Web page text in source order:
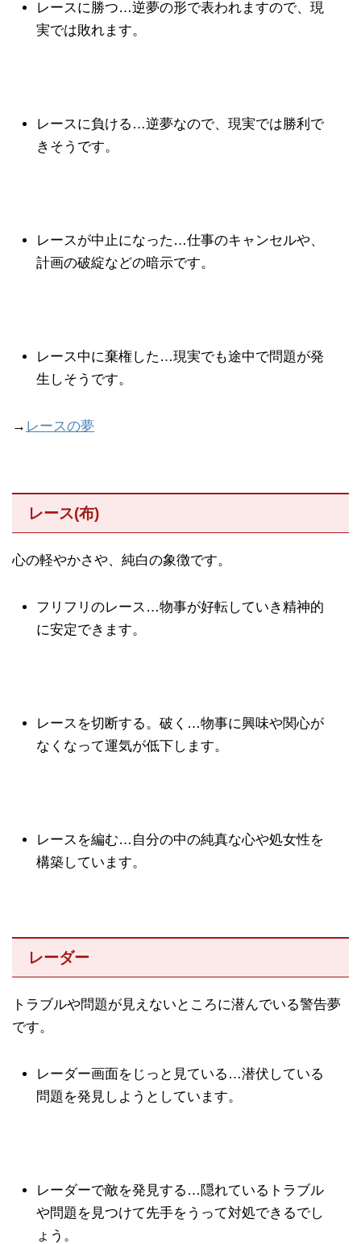
レースに勝つ…逆夢の形で表われますので、現
実では敗れます。
レースに負ける…逆夢なので、現実では勝利で
きそうです。
レースが中止になった…仕事のキャンセルや、
計画の破綻などの暗示です。
レース中に棄権した…現実でも途中で問題が発
生しそうです。
→ レースの夢
レース(布)
心の軽やかさや、純白の象徴です。
フリフリのレース…物事が好転していき精神的
に安定できます。
レースを切断する。破く…物事に興味や関心が
なくなって運気が低下します。
レースを編む…自分の中の純真な心や処女性を
構築しています。
レーダー
トラブルや問題が見えないところに潜んでいる警告夢
です。
レーダー画面をじっと見ている…潜伏している
問題を発見しようとしています。
レーダーで敵を発見する…隠れているトラブル
や問題を見つけて先手をうって対処できるでし
ょう。